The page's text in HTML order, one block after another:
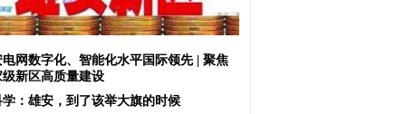
电网数字化、智能化水平国际领先 | 聚焦
级新区高质量建设
学：雄安，到了该举大旗的时候